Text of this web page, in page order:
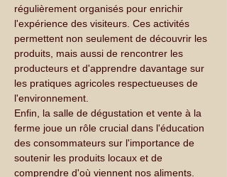
régulièrement organisés pour enrichir
l'expérience des visiteurs. Ces activités
permettent non seulement de découvrir les
produits, mais aussi de rencontrer les
producteurs et d'apprendre davantage sur
les pratiques agricoles respectueuses de
l'environnement.
Enfin, la salle de dégustation et vente à la
ferme joue un rôle crucial dans l'éducation
des consommateurs sur l'importance de
soutenir les produits locaux et de
comprendre d'où viennent nos aliments.